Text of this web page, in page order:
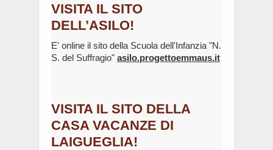
VISITA IL SITO
DELL’ASILO!
E' online il sito della Scuola dell'Infanzia "N.
S. del Suffragio" asilo.progettoemmaus.it
VISITA IL SITO DELLA
CASA VACANZE DI
LAIGUEGLIA!